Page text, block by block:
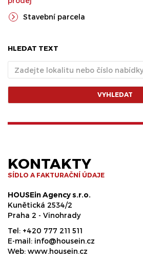
Stavební parcela
HLEDAT TEXT
VYHLEDAT
KONTAKTY
SÍDLO A FAKTURAČNÍ ÚDAJE
HOUSEin Agency s.r.o.
Kunětická 2534/2
Praha 2 - Vinohrady
Tel: +420 777 211 511
E-mail: info@housein.cz
Web: www.housein.cz